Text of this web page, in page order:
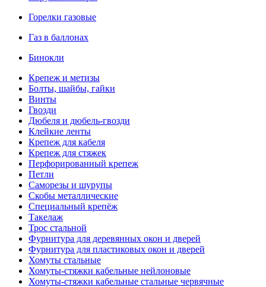
Горелки газовые
Газ в баллонах
Бинокли
Крепеж и метизы
Болты, шайбы, гайки
Винты
Гвозди
Дюбеля и дюбель-гвозди
Клейкие ленты
Крепеж для кабеля
Крепеж для стяжек
Перфорированный крепеж
Петли
Саморезы и шурупы
Скобы металлические
Специальный крепёж
Такелаж
Трос стальной
Фурнитура для деревянных окон и дверей
Фурнитура для пластиковых окон и дверей
Хомуты стальные
Хомуты-стяжки кабельные нейлоновые
Хомуты-стяжки кабельные стальные червячные